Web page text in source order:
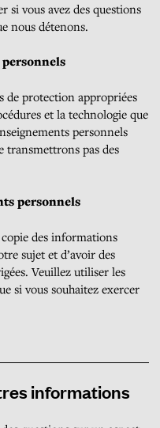
si vous avez des questions
nous détenons.
de protection appropriées
et la technologie que
personnels
transmettrons pas des
personnels
des informations
sujet et d’avoir des
Veuillez utiliser les
si vous souhaitez exercer
informations